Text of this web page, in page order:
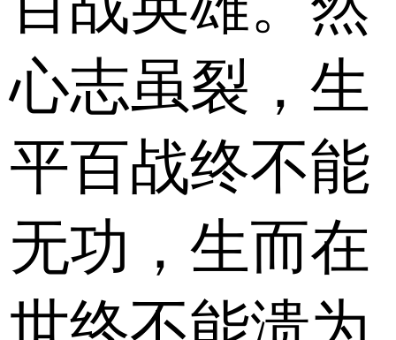
心志虽裂，生
平百战终不能
无功，生而在